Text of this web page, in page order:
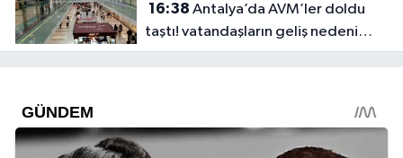
16:38
taştı! vatandaşların geliş nedeni
farklı çıktı